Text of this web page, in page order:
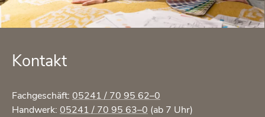
Kon­takt
Fach­ge­schäft: 05241 / 70 95 62–0
Hand­werk: 05241 / 70 95 63–0 (ab 7 Uhr)